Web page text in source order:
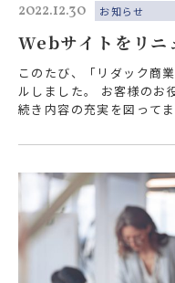
2022.12.30 お知らせ
Webサイトをリニ
このたび、「リダック商
ルしました。 お客様のお
続き内容の充実を図って